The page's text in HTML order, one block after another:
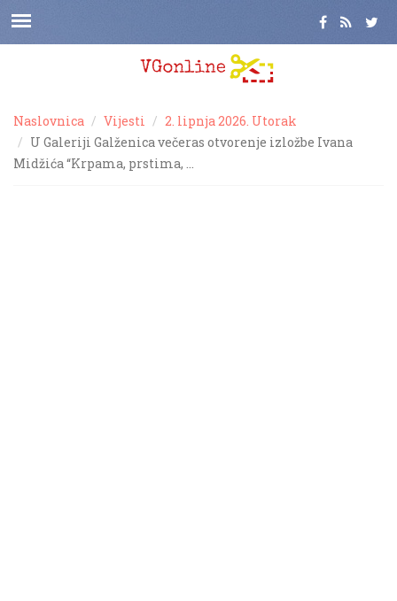
Naslovnica Vijesti
2. lipnja 2026. Utorak
U Galeriji Galženica večeras otvorenje izložbe Ivana
Midžića “Krpama, prstima, …